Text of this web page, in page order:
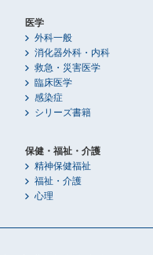
医学
外科一般
消化器外科・内科
救急・災害医学
臨床医学
感染症
シリーズ書籍
保健・福祉・介護
精神保健福祉
福祉・介護
心理